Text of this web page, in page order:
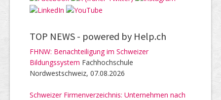
TOP NEWS - powered by Help.ch
FHNW: Benachteiligung im Schweizer
Bildungssystem Fachhochschule
Nordwestschweiz, 07.08.2026
Schweizer Firmenverzeichnis: Unternehmen nach